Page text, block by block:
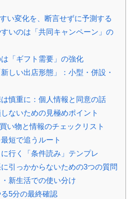
い変化を、断言せずに予測する
いのは「共同キャンペーン」の
「ギフト需要」の強化
しい出店形態」：小型・併設・
慎重に：個人情報と同意の話
ないための見極めポイント
い物と情報のチェックリスト
短で追うルート
行く「条件読み」テンプレ
引っかからないための3つの質問
新生活での使い分け
5分の最終確認